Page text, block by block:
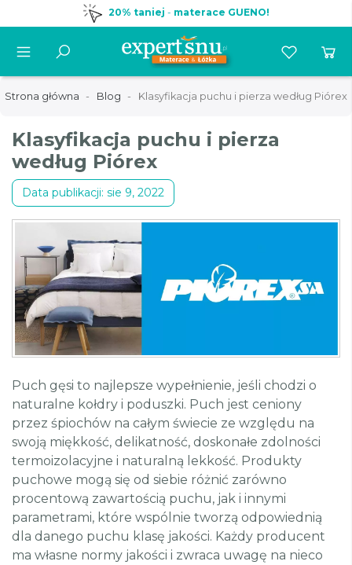
20% taniej - materace GUENO!
Strona główna Blog Klasyfikacja puchu i pierza według Piórex
Klasyfikacja puchu i pierza
według Piórex
Data publikacji: sie 9, 2022
Puch gęsi to najlepsze wypełnienie, jeśli chodzi o
naturalne kołdry i poduszki. Puch jest ceniony
przez śpiochów na całym świecie ze względu na
swoją miękkość, delikatność, doskonałe zdolności
termoizolacyjne i naturalną lekkość. Produkty
puchowe mogą się od siebie różnić zarówno
procentową zawartością puchu, jak i innymi
parametrami, które wspólnie tworzą odpowiednią
dla danego puchu klasę jakości. Każdy producent
ma własne normy jakości i zwraca uwagę na nieco